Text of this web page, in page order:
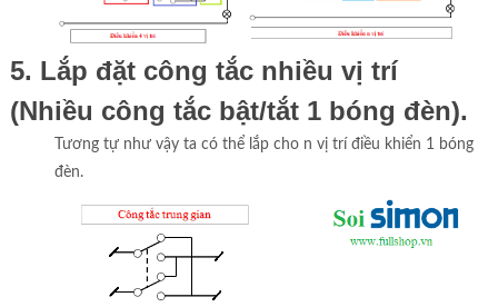
5. Lắp đặt công tắc nhiều vị trí
(Nhiều công tắc bật/tắt 1 bóng đèn).
Tương tự như vậy ta có thể lắp cho n vị trí điều khiển 1 bóng
đèn.